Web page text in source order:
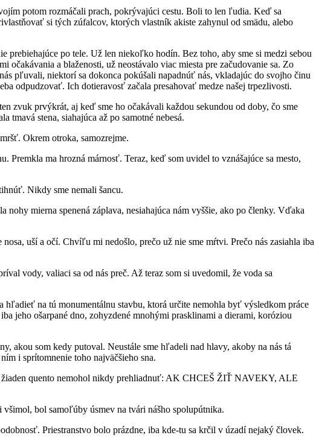
potom rozmáčali prach, pokrývajúci cestu. Boli to len ľudia. Keď sa
si tých zúfalcov, ktorých vlastník akiste zahynul od smädu, alebo
prebiehajúce po tele. Už len niekoľko hodín. Bez toho, aby sme si medzi sebou
a blaženosti, už neostávalo viac miesta pre začudovanie sa. Zo
pľuvali, niektorí sa dokonca pokúšali napadnúť nás, vkladajúc do svojho činu
odpudzovať. Ich dotieravosť začala presahovať medze našej trpezlivosti.
zvuk prvýkrát, aj keď sme ho očakávali každou sekundou od doby, čo sme
stena, siahajúca až po samotné nebesá.
Okrem otroka, samozrejme.
ma hrozná márnosť. Teraz, keď som uvidel to vznášajúce sa mesto,
Nikdy sme nemali šancu.
mierna spenená záplava, nesiahajúca nám vyššie, ako po členky. Vďaka
uší a očí. Chvíľu mi nedošlo, prečo už nie sme mŕtvi. Prečo nás zasiahla iba
vody, valiaci sa od nás preč. Až teraz som si uvedomil, že voda sa
hľadieť na tú monumentálnu stavbu, ktorá určite nemohla byť výsledkom práce
jeho ošarpané dno, zohyzdené mnohými prasklinami a dierami, koróziou
akou som kedy putoval. Neustále sme hľadeli nad hlavy, akoby na nás tá
i sprítomnenie toho najväčšieho sna.
žiaden quento nemohol nikdy prehliadnuť: AK CHCEŠ ŽIŤ NAVEKY, ALE
bol samoľúby úsmev na tvári nášho spolupútnika.
Priestranstvo bolo prázdne, iba kde-tu sa krčil v úzadí nejaký človek.